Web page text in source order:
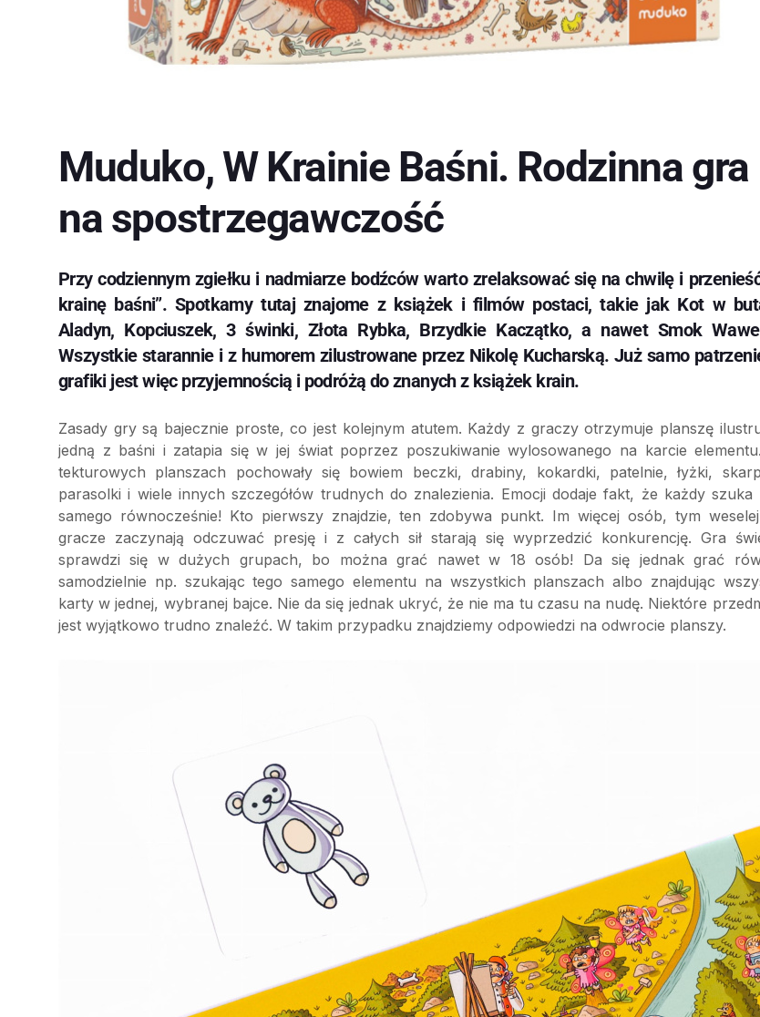
Muduko, W Krainie Baśni. Rodzinna gra
na spostrzegawczość
Przy codziennym zgiełku i nadmiarze bodźców warto zrelaksować się na chwilę i
krainę baśni”. Spotkamy tutaj znajome z książek i filmów postaci, takie jak Kot w
Aladyn, Kopciuszek, 3 świnki, Złota Rybka, Brzydkie Kaczątko, a nawet Smok
Wszystkie starannie i z humorem zilustrowane przez Nikolę Kucharską. Już samo
grafiki jest więc przyjemnością i podróżą do znanych z książek krain.
Zasady gry są bajecznie proste, co jest kolejnym atutem. Każdy z graczy otrzymuje planszę
jedną z baśni i zatapia się w jej świat poprzez poszukiwanie wylosowanego na karcie
tekturowych planszach pochowały się bowiem beczki, drabiny, kokardki, patelnie, łyżki,
parasolki i wiele innych szczegółów trudnych do znalezienia. Emocji dodaje fakt, że każdy szuka
samego równocześnie! Kto pierwszy znajdzie, ten zdobywa punkt. Im więcej osób, tym
gracze zaczynają odczuwać presję i z całych sił starają się wyprzedzić konkurencję. Gra
sprawdzi się w dużych grupach, bo można grać nawet w 18 osób! Da się jednak grać
samodzielnie np. szukając tego samego elementu na wszystkich planszach albo znajdując
karty w jednej, wybranej bajce. Nie da się jednak ukryć, że nie ma tu czasu na nudę. Niektóre
jest wyjątkowo trudno znaleźć. W takim przypadku znajdziemy odpowiedzi na odwrocie planszy.